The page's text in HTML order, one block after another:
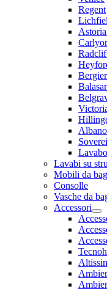
Regent
Bergier
Albano
Lavabo
Lavabi su
Mobili da
Consolle
Vasche da
Accessori